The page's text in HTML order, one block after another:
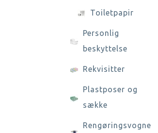
Toiletpapir
Personlig
beskyttelse
Rekvisitter
Plastposer og
sække
Rengøringsvogne